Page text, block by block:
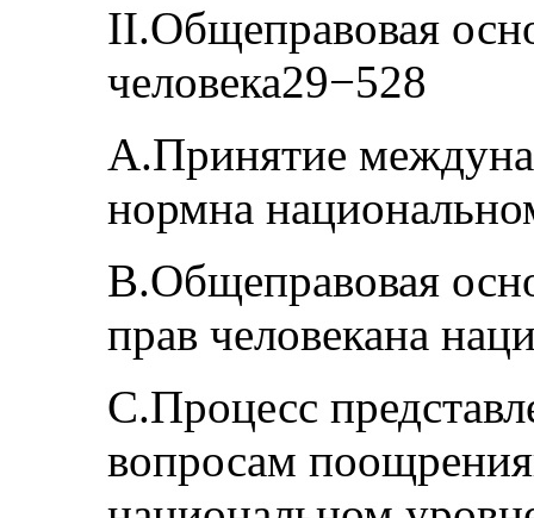
II.Общеправовая
человека29−528
А.Принятие
нормна
В.Общеправовая
прав человекана
С.Процесс
вопросам